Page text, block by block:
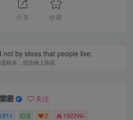
分享 收藏
not by ideas that people live.
根本，想法锦上添花
君 关注
611 2 2 1922W+